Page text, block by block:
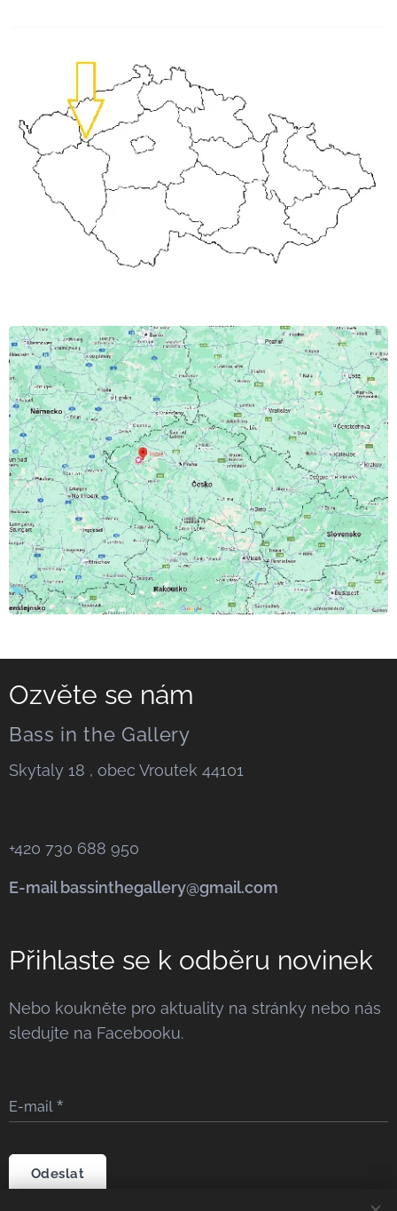
Ozvěte se nám
Bass in the Gallery
Skytaly 18 , obec Vroutek 44101
+420 730 688 950
E-mail bassinthegallery@gmail.com
Přihlaste se k odběru novinek
Nebo koukněte pro aktuality na stránky nebo nás
sledujte na Facebooku.
E-mail
Odeslat